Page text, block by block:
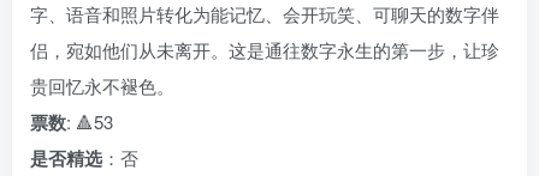
字、语音和照片转化为能记忆、会开玩笑、可聊天的数字伴
侣，宛如他们从未离开。这是通往数字永生的第一步，让珍
贵回忆永不褪色。
票数: 🔺53
是否精选 ：否